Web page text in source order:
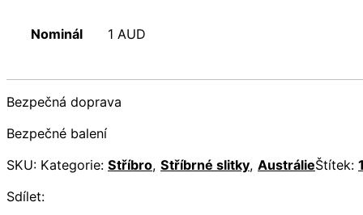
Nominál 1 AUD
Bezpečná doprava
Bezpečné balení
SKU: Kategorie: Stříbro, Stříbrné slitky, AustrálieŠtítek:
Sdílet: